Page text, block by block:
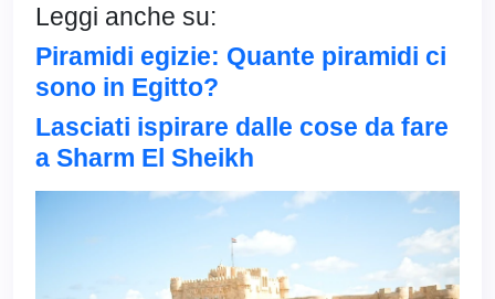
Leggi anche su:
Piramidi egizie: Quante piramidi ci
sono in Egitto?
Lasciati ispirare dalle cose da fare
a Sharm El Sheikh